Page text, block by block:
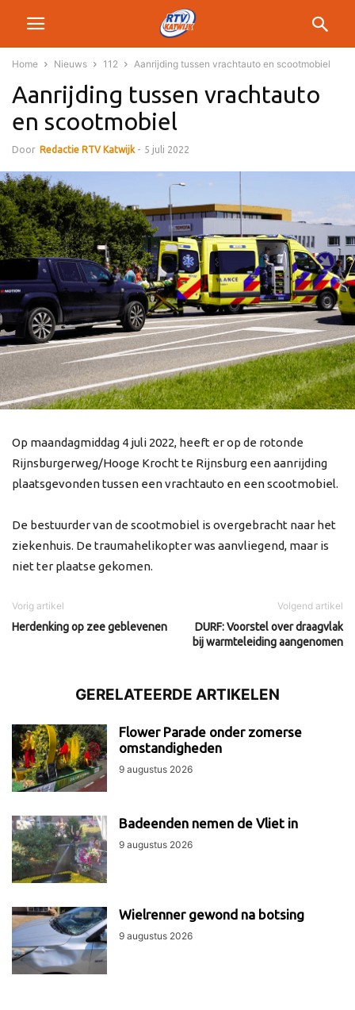
Home Nieuws 112 Aanrijding tussen vrachtauto en scootmobiel
Aanrijding tussen vrachtauto
en scootmobiel
Door Redactie RTV Katwijk - 5 juli 2022
Op maandagmiddag 4 juli 2022, heeft er op de rotonde
Rijnsburgerweg/Hooge Krocht te Rijnsburg een aanrijding
plaatsgevonden tussen een vrachtauto en een scootmobiel.
De bestuurder van de scootmobiel is overgebracht naar het
ziekenhuis. De traumahelikopter was aanvliegend, maar is
niet ter plaatse gekomen.
Vorig artikel
Herdenking op zee geblevenen
Volgend artikel
DURF: Voorstel over draagvlak
bij warmteleiding aangenomen
GERELATEERDE ARTIKELEN
Flower Parade onder zomerse
omstandigheden
9 augustus 2026
Badeenden nemen de Vliet in
9 augustus 2026
Wielrenner gewond na botsing
9 augustus 2026